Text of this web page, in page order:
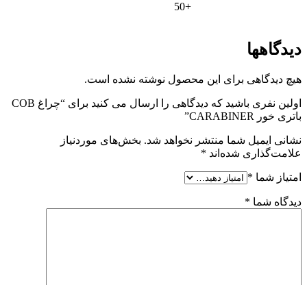
+50
دیدگاهها
هیچ دیدگاهی برای این محصول نوشته نشده است.
اولین نفری باشید که دیدگاهی را ارسال می کنید برای “چراغ COB
باتری خور CARABINER”
نشانی ایمیل شما منتشر نخواهد شد. بخش‌های موردنیاز
علامت‌گذاری شده‌اند *
امتیاز شما *
دیدگاه شما *